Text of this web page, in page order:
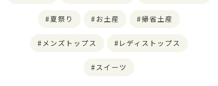
夏祭り お土産 帰省土産
メンズトップス レディストップス
スイーツ